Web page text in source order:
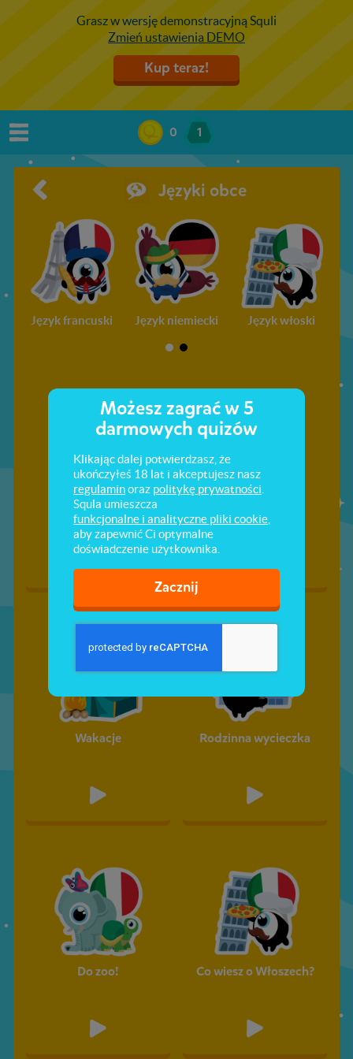
Grasz w wersję demonstracyjną Squli
Zmień ustawienia DEMO
Kup teraz!
0 1
Języki obce
Język francuski Język niemiecki Język włoski
Ubrania i kolory
Wakacje Rodzinna wycieczka
Do zoo! Co wiesz o Włoszech?
Możesz zagrać w 5
darmowych quizów
Klikając dalej potwierdzasz, że
ukończyłeś 18 lat i akceptujesz nasz
regulaminoraz politykę prywatności
Squla umieszcza
funkcjonalne i analityczne pliki cookie
aby zapewnić Ci optymalne
doświadczenie użytkownika.
Zacznij